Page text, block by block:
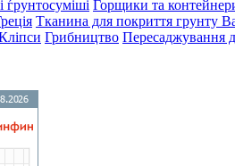
ѓрунтосуміші Горщики та
Тканина для покриття грунту
Грибництво Пересаджування